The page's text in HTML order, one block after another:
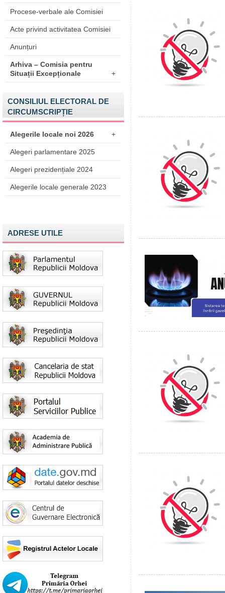
Procese-verbale ale Comisiei
Acte privind activitatea Comisiei
Anunțuri
Arhiva – Comisia pentru
Situații Excepționale
+
CONSILIUL ELECTORAL DE
CIRCUMSCRIPȚIE
Alegerile locale noi 2026 +
Alegeri parlamentare 2025
Alegeri prezidențiale 2024
Alegerile locale generale 2023
ADRESE UTILE